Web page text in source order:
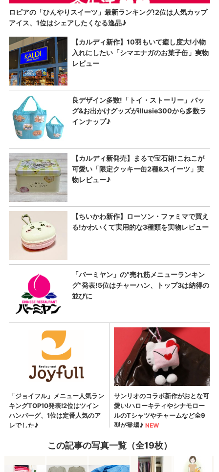
この記事の写真一覧（全19枚）